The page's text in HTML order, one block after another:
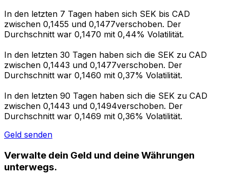
In den letzten 7 Tagen haben sich SEK bis CAD
zwischen 0,1455 und 0,1477verschoben. Der
Durchschnitt war 0,1470 mit 0,44% Volatilität.
In den letzten 30 Tagen haben sich die SEK zu CAD
zwischen 0,1443 und 0,1477verschoben. Der
Durchschnitt war 0,1460 mit 0,37% Volatilität.
In den letzten 90 Tagen haben sich die SEK zu CAD
zwischen 0,1443 und 0,1494verschoben. Der
Durchschnitt war 0,1469 mit 0,36% Volatilität.
Geld senden
Verwalte dein Geld und deine Währungen
unterwegs.